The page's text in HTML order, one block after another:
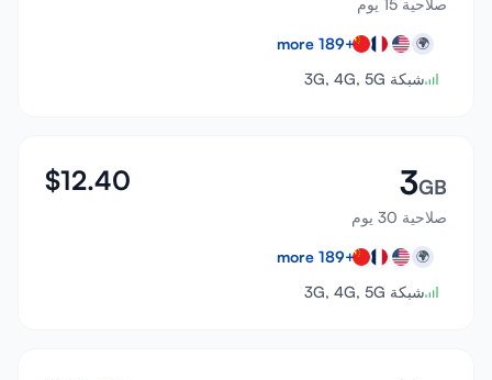
صلاحية 15 يوم
🌍
+
189
شبكة 3G, 4G, 5G
3GB
صلاحية 30 يوم
$12.40
🌍
+
189
شبكة 3G, 4G, 5G